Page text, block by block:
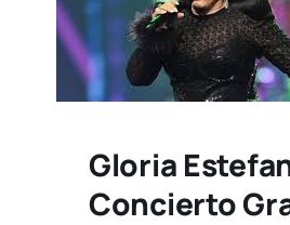
Gloria
Concierto